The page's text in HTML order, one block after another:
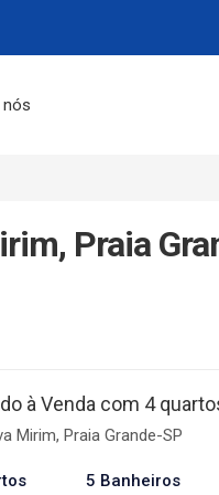
nós
Praia
à Venda com 4
Mirim, Praia Grande-SP
5 Banheiros